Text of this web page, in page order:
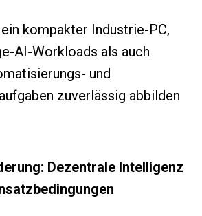
kompakter Industrie-PC,
AI-Workloads als auch
und
zuverlässig abbilden
Dezentrale Intelligenz